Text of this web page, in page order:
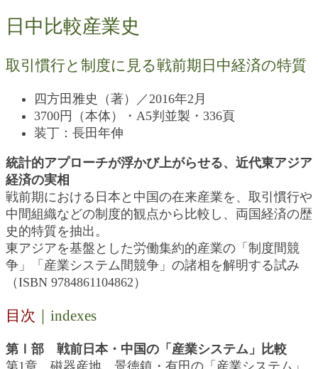
日中比較産業史
取引慣行と制度に見る戦前期日中経済の特質
四方田雅史（著）／2016年2月
3700円（本体）・A5判並製・336頁
装丁：長田年伸
統計的アプローチが浮かび上がらせる、近代東アジア
経済の実相
戦前期における日本と中国の在来産業を、取引慣行や
中間組織などの制度的観点から比較し、両国経済の歴
史的特質を抽出。
東アジアを基盤とした労働集約的産業の「制度間競
争」「産業システム間競争」の諸相を解明する試み
（ISBN 9784861104862）
目次 ｜indexes
第Ⅰ部 戦前日本・中国の「産業システム」比較
第1章 磁器産地、景徳鎮・有田の「産業システム」